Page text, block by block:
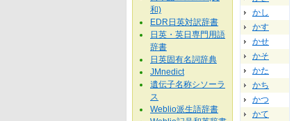
かし
かす
かせ
かそ
かた
かち
かつ
かて
和)
EDR日英対訳辞書
日英・英日専門用語
辞書
日英固有名詞辞典
JMnedict
遺伝子名称シソーラ
ス
Weblio派生語辞書